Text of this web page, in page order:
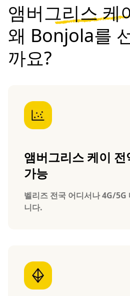
앰버그리스 케
왜 Bonjola를
까요?
앰버그리스 케이
가능
벨리즈 전국 어디서나 4G/5G
니다.